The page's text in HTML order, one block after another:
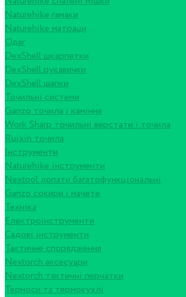
Naturehike гамаки
Naturehike матраци
Одяг
DexShell шкарпетки
DexShell рукавички
DexShell шапки
Точильні системи
Ganzo точила і каміння
Work Sharp точильні верстати і точила
Ruixin точила
Інструменти
Naturehike інструменти
Nextool лопати багатофункціональні
Ganzo сокири і мачете
Техніка
Електроінструменти
Садові інструменти
Тактичне спорядження
Nextorch аксесуари
Nextorch тактичні перчатки
Термоси та термокухлі